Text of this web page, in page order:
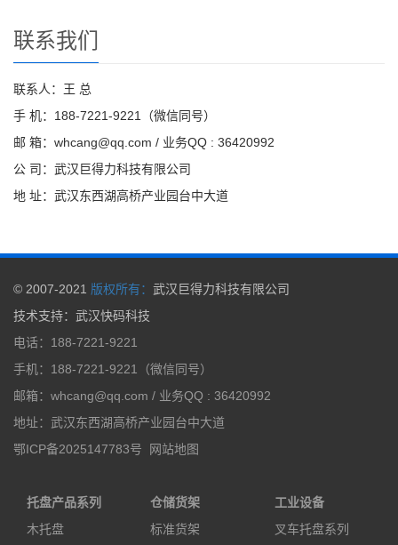
联系我们
联系人：王 总
手 机：188-7221-9221（微信同号）
邮 箱：whcang@qq.com / 业务QQ : 36420992
公 司：武汉巨得力科技有限公司
地 址：武汉东西湖高桥产业园台中大道
© 2007-2021 版权所有： 武汉巨得力科技有限公司
技术支持： 武汉快码科技
电话：188-7221-9221
手机：188-7221-9221（微信同号）
邮箱：whcang@qq.com / 业务QQ : 36420992
地址：武汉东西湖高桥产业园台中大道
鄂ICP备2025147783号 网站地图
托盘产品系列
木托盘
仓储货架
标准货架
工业设备
叉车托盘系列